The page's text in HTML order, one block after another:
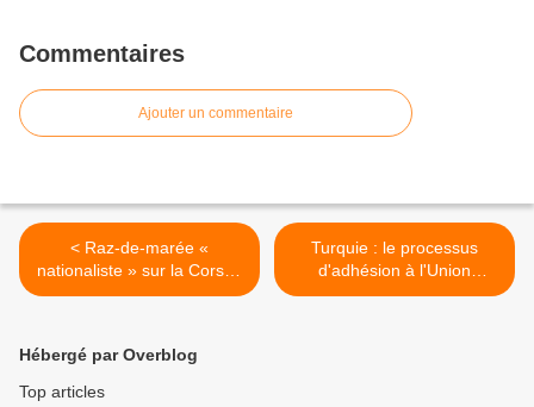
Commentaires
Ajouter un commentaire
< Raz-de-marée «
nationaliste » sur la Corse :
on va rigoler ! (par Marie
Turquie : le processus
d'adhésion à l'Union
Européenne est relancé >
Hébergé par Overblog
Top articles